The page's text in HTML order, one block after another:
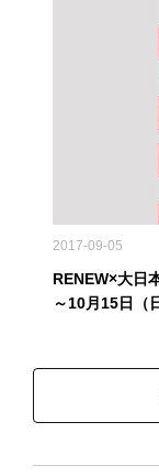
2017-09-05
RENEW×大日
～10月15日（